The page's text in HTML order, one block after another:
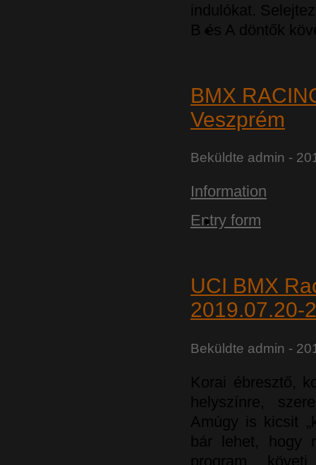
indulókat.
B és A döntők
BMX
Veszprém
Beküldte admin -
Information
Entry form
UCI BMX
2019.07.20-
Beküldte admin -
Korai ébresztő,
helyszínre,
Amúgy is kicsit
bár lehet, hogy
program